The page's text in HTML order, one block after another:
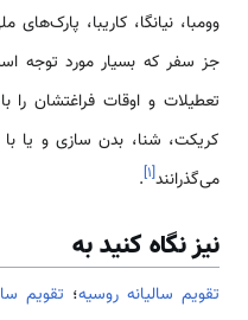
وومبا، نیانگا، کاریبا،
جز سفر که بسیار مورد توجه
تعطیلات و اوقات فراغتشان را
کریکت، شنا، بدن سازی و یا با
می‌گذرانند[۱]
.
نیز نگاه کنید به
تقویم سالیانه روسیه؛ تقویم